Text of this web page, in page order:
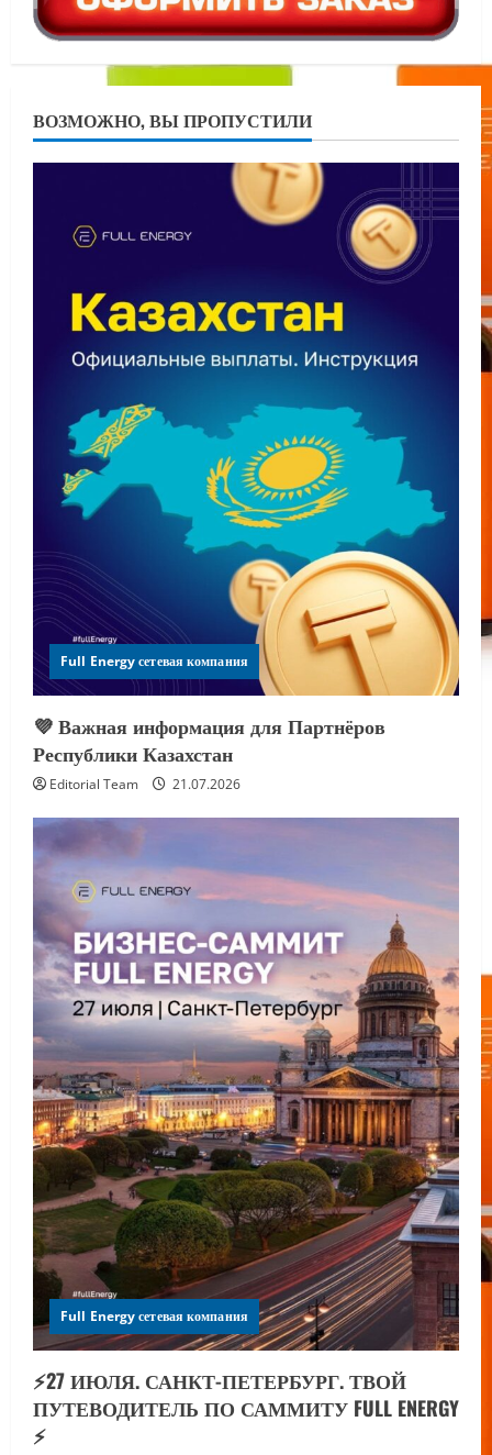
ВОЗМОЖНО, ВЫ ПРОПУСТИЛИ
Full Energy сетевая компания
💜 Важная информация для Партнёров
Республики Казахстан
Editorial Team 21.07.2026
Full Energy сетевая компания
⚡️27 ИЮЛЯ. САНКТ-ПЕТЕРБУРГ. ТВОЙ
ПУТЕВОДИТЕЛЬ ПО САММИТУ FULL ENERGY
⚡️